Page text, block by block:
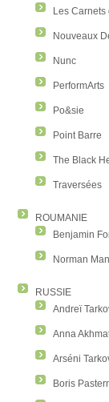
Les
Nouveaux
Nunc
PerformArts
Po&sie
Point Barre
The Black
Traversées
ROUMANIE
Benjamin
Norman
RUSSIE
Andreï
Anna
Arséni
Boris